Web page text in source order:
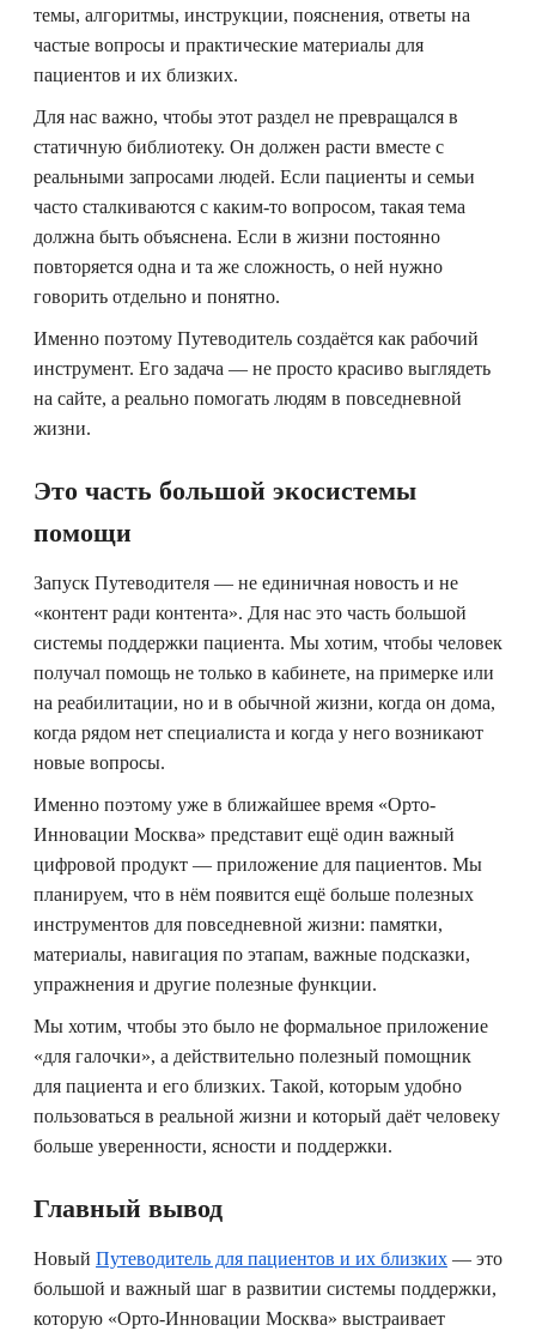
темы, алгоритмы, инструкции, пояснения, ответы на
частые вопросы и практические материалы для
пациентов и их близких.
Для нас важно, чтобы этот раздел не превращался в
статичную библиотеку. Он должен расти вместе с
реальными запросами людей. Если пациенты и семьи
часто сталкиваются с каким-то вопросом, такая тема
должна быть объяснена. Если в жизни постоянно
повторяется одна и та же сложность, о ней нужно
говорить отдельно и понятно.
Именно поэтому Путеводитель создаётся как рабочий
инструмент. Его задача — не просто красиво выглядеть
на сайте, а реально помогать людям в повседневной
жизни.
Это часть большой экосистемы
помощи
Запуск Путеводителя — не единичная новость и не
«контент ради контента». Для нас это часть большой
системы поддержки пациента. Мы хотим, чтобы человек
получал помощь не только в кабинете, на примерке или
на реабилитации, но и в обычной жизни, когда он дома,
когда рядом нет специалиста и когда у него возникают
новые вопросы.
Именно поэтому уже в ближайшее время «Орто-
Инновации Москва» представит ещё один важный
цифровой продукт — приложение для пациентов. Мы
планируем, что в нём появится ещё больше полезных
инструментов для повседневной жизни: памятки,
материалы, навигация по этапам, важные подсказки,
упражнения и другие полезные функции.
Мы хотим, чтобы это было не формальное приложение
«для галочки», а действительно полезный помощник
для пациента и его близких. Такой, которым удобно
пользоваться в реальной жизни и который даёт человеку
больше уверенности, ясности и поддержки.
Главный вывод
Новый Путеводитель для пациентов и их близких — это
большой и важный шаг в развитии системы поддержки,
которую «Орто-Инновации Москва» выстраивает